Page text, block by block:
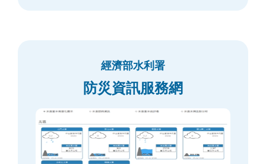
經濟部水利署
防災資訊服務網